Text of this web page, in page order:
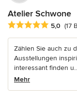
Atelier Schwone
Durchschnittliche
5,0 (17
Zählen Sie auch zu
Ausstellungen
interessant finden
Mehr